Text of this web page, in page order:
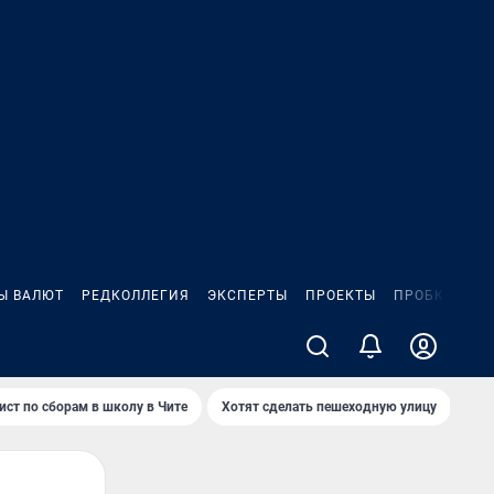
ВАЛЮТ РЕДКОЛЛЕГИЯ ЭКСПЕРТЫ ПРОЕКТЫ ПРОБКИ
по сборам в школу в Чите Хотят сделать пешеходную улицу